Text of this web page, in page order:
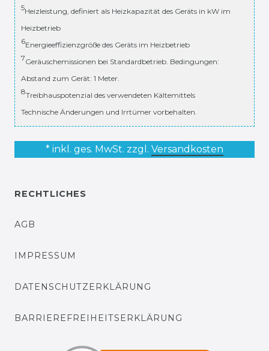
5Heizleistung, definiert als Heizkapazität des Geräts in kW im
Heizbetrieb
6Energieeffizienzgröße des Geräts im Heizbetrieb
7Geräuschemissionen bei Standardbetrieb. Bedingungen:
Abstand zum Gerät: 1 Meter.
8Treibhauspotenzial des verwendeten Kältemittels
Technische Änderungen und Irrtümer vorbehalten.
* inkl. ges. MwSt. zzgl. Versandkosten
RECHTLICHES
AGB
IMPRESSUM
DATENSCHUTZERKLÄRUNG
BARRIEREFREIHEITSERKLÄRUNG